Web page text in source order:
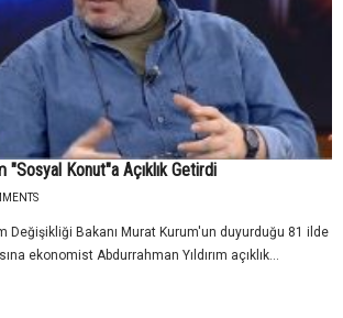
"Sosyal Konut"a Açıklık Getirdi
Değişikliği Bakanı Murat Kurum'un duyurduğu 81 ilde
ekonomist Abdurrahman Yıldırım açıklık...